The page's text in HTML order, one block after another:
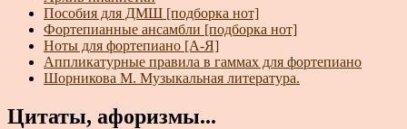
Пособия для ДМШ [подборка нот]
Фортепианные ансамбли [подборка нот]
Ноты для фортепиано [А-Я]
Аппликатурные правила в гаммах для фортепиано
Шорникова М. Музыкальная литература.
Цитаты, афоризмы...